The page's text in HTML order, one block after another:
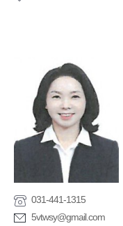
031-441-1315
5vtwsy@gmail.com